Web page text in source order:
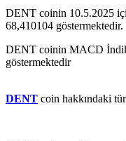
DENT coinin 10.5.2025
68,410104 göstermektedir.
DENT coinin MACD
göstermektedir
DENT coin hakkındaki